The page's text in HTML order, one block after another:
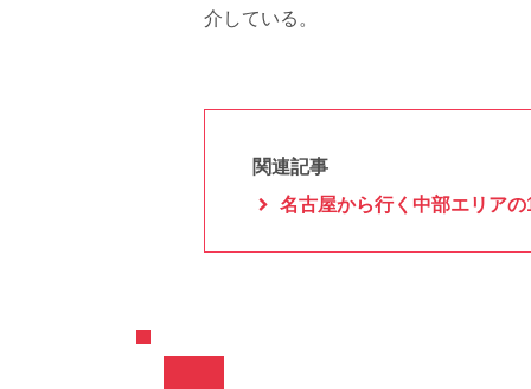
介している。
関連記事
名古屋から行く中部エリア